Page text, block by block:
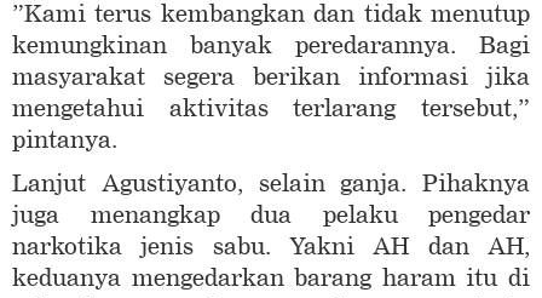
”Kami terus kembangkan dan tidak menutup
kemungkinan banyak peredarannya. Bagi
masyarakat segera berikan informasi jika
mengetahui aktivitas terlarang tersebut,”
pintanya.
Lanjut Agustiyanto, selain ganja. Pihaknya
juga menangkap dua pelaku pengedar
narkotika jenis sabu. Yakni AH dan AH,
keduanya mengedarkan barang haram itu di